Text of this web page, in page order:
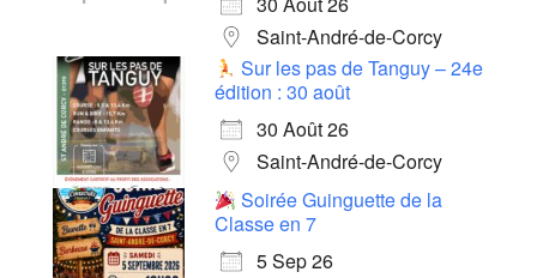
Saint-André-de-Corcy
Sur les pas de Tanguy – 24e
édition : 30 août
30 Août 26
Saint-André-de-Corcy
Soirée Guinguette de la
Classe en 7
5 Sep 26